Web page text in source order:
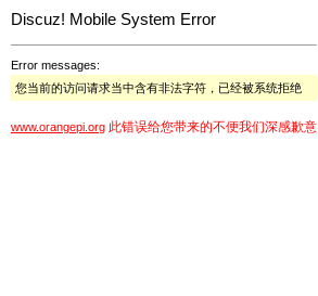
Discuz! Mobile System Error
Error messages:
您当前的访问请求当中含有非法字符，已经被系统拒绝
www.orangepi.org 此错误给您带来的不便我们深感歉意